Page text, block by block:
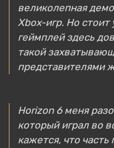
великолепная
Xbox-игр. Но стоит
геймплей здесь
такой
представителями
Horizon 6 меня
который играл во
кажется, что часть